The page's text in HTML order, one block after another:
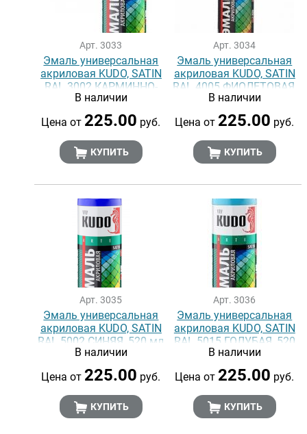
Арт. 3033
Эмаль универсальная
акриловая KUDO, SATIN
RAL 3002 КАРМИННО-
КРАСНАЯ, 520 мл
В наличии
Цена от 225.00 руб.
КУПИТЬ
Арт. 3034
Эмаль универсальная
акриловая KUDO, SATIN
RAL 4005 ФИОЛЕТОВАЯ,
520 мл
В наличии
Цена от 225.00 руб.
КУПИТЬ
Арт. 3035
Эмаль универсальная
акриловая KUDO, SATIN
RAL 5002 СИНЯЯ, 520 мл
В наличии
Цена от 225.00 руб.
КУПИТЬ
Арт. 3036
Эмаль универсальная
акриловая KUDO, SATIN
RAL 5015 ГОЛУБАЯ, 520
мл
В наличии
Цена от 225.00 руб.
КУПИТЬ